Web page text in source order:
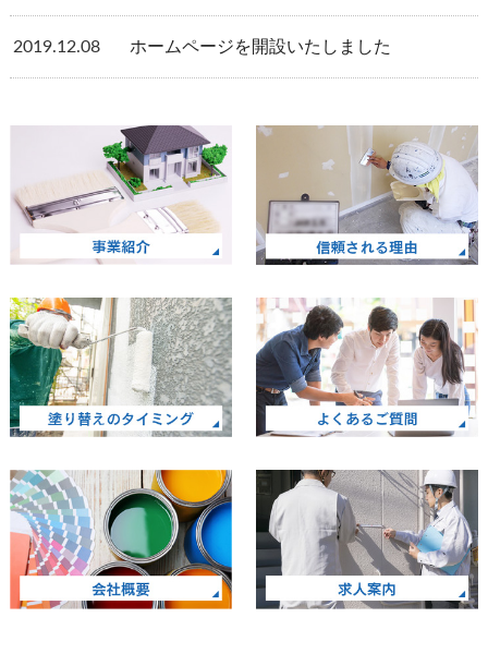
2019.12.08 ホームページを開設いたしました